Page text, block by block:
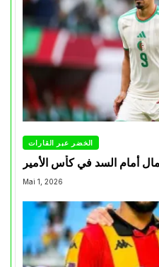
الخضر عبر القارات
أمام السد في كأس الأمير
Mai 1, 2026